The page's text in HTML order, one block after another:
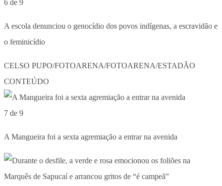
6 de 9
A escola denunciou o genocídio dos povos indígenas, a escravidão e
o feminicídio
CELSO PUPO/FOTOARENA/FOTOARENA/ESTADÃO
CONTEÚDO
7 de 9
A Mangueira foi a sexta agremiação a entrar na avenida